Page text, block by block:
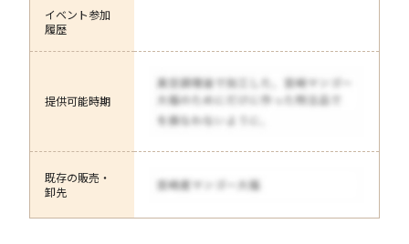
イベント参加
履歴
提供可能時期
既存の販売・
卸先